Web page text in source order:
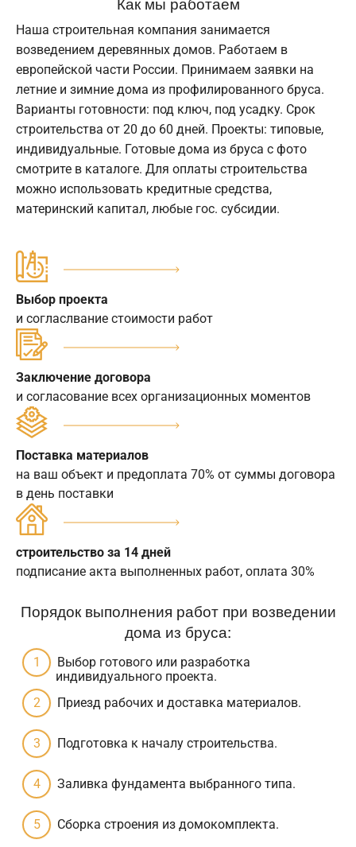
Наша строительная компания занимается
возведением деревянных домов. Работаем в
европейской части России. Принимаем заявки на
летние и зимние дома из профилированного бруса.
Варианты готовности: под ключ, под усадку. Срок
строительства от 20 до 60 дней. Проекты: типовые,
индивидуальные. Готовые дома из бруса с фото
смотрите в каталоге. Для оплаты строительства
можно использовать кредитные средства,
материнский капитал, любые гос. субсидии.
Выбор проекта
и согласлвание стоимости работ
Заключение договора
и согласование всех организационных моментов
Поставка материалов
на ваш объект и предоплата 70% от суммы договора
в день поставки
строительство за 14 дней
подписание акта выполненных работ, оплата 30%
Порядок выполнения работ при возведении
дома из бруса:
Выбор готового или разработка
индивидуального проекта.
Приезд рабочих и доставка материалов.
Подготовка к началу строительства.
Заливка фундамента выбранного типа.
Сборка строения из домокомплекта.